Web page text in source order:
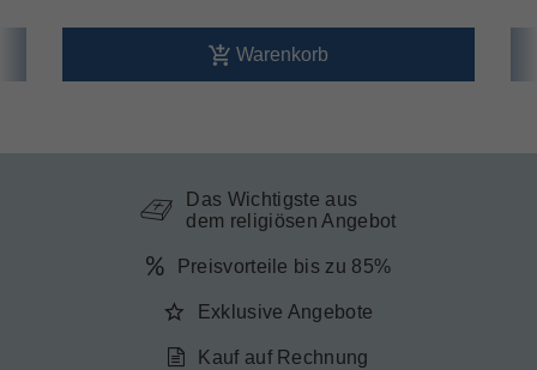
Warenkorb
Das Wichtigste aus
dem religiösen Angebot
Preisvorteile bis zu 85%
Exklusive Angebote
Kauf auf Rechnung